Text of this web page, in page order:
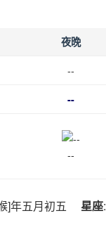
夜晚
--
--
--
]年五月初五 星座: